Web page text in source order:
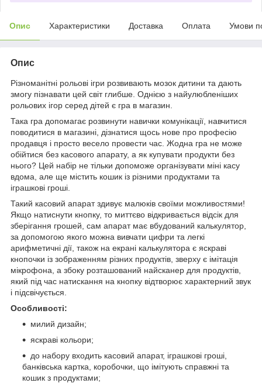
Опис Характеристики Доставка Оплата Умови
Опис
Різноманітні рольові ігри розвивають мозок дитини та дають
змогу пізнавати цей світ глибше. Однією з найулюбленіших
рольових ігор серед дітей є гра в магазин.
Така гра допомагає розвинути навички комунікації, навчитися
поводитися в магазині, дізнатися щось нове про професію
продавця і просто весело провести час. Жодна гра не може
обійтися без касового апарату, а як купувати продукти без
нього? Цей набір не тільки допоможе організувати міні касу
вдома, але ще містить кошик із різними продуктами та
іграшкові гроші.
Такий касовий апарат здивує малюків своїми можливостями!
Якщо натиснути кнопку, то миттєво відкривається відсік для
зберігання грошей, сам апарат має вбудований калькулятор,
за допомогою якого можна вивчати цифри та легкі
арифметичні дії, також на екрані калькулятора є яскраві
кнопочки із зображенням різних продуктів, зверху є імітація
мікрофона, а збоку розташований найсканер для продуктів,
який під час натискання на кнопку відтворює характерний звук
і підсвічується.
Особливості:
милий дизайн;
яскраві кольори;
до набору входить касовий апарат, іграшкові гроші,
банківська картка, коробочки, що імітують справжні та
кошик з продуктами;